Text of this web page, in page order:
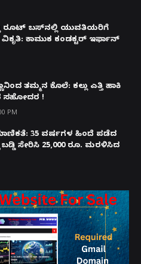
ರೂಟ್ ಬಸ್‌ನಲ್ಲಿ ಯುವತಿಯರಿಗೆ
ಕಾಮುಕ ಕಂಡಕ್ಟರ್ ಇರ್ಫಾನ್
ತಮ್ಮನ ಕೊಲೆ: ಕಲ್ಲು ಎತ್ತಿ ಹಾಕಿ
ಸಹೋದರ !
PM
35 ವರ್ಷಗಳ ಹಿಂದೆ ಪಡೆದ
ಬಡ್ಡಿ ಸೇರಿಸಿ 25,000 ರೂ. ಮರಳಿಸಿದ